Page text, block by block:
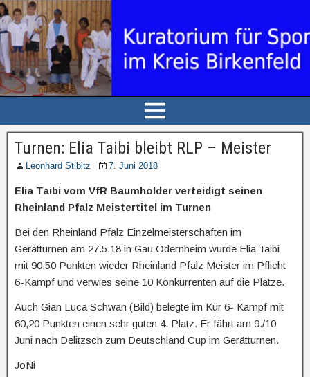
Turnen: Elia Taibi bleibt RLP – Meister
Leonhard Stibitz 7. Juni 2018
Elia Taibi vom VfR Baumholder verteidigt seinen
Rheinland Pfalz Meistertitel im Turnen
Bei den Rheinland Pfalz Einzelmeisterschaften im
Gerätturnen am 27.5.18 in Gau Odernheim wurde Elia Taibi
mit 90,50 Punkten wieder Rheinland Pfalz Meister im Pflicht
6-Kampf und verwies seine 10 Konkurrenten auf die Plätze.
Auch Gian Luca Schwan (Bild) belegte im Kür 6- Kampf mit
60,20 Punkten einen sehr guten 4. Platz. Er fährt am 9./10
Juni nach Delitzsch zum Deutschland Cup im Gerätturnen.
JoNi